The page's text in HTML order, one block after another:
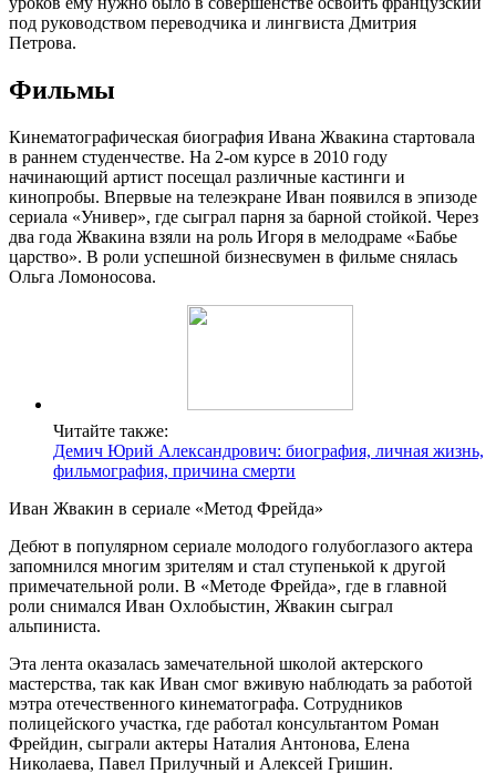
под руководством переводчика и лингвиста Дмитрия
Петрова.
Фильмы
Кинематографическая биография Ивана Жвакина стартовала
в раннем студенчестве. На 2-ом курсе в 2010 году
начинающий артист посещал различные кастинги и
кинопробы. Впервые на телеэкране Иван появился в эпизоде
сериала «Универ», где сыграл парня за барной стойкой. Через
два года Жвакина взяли на роль Игоря в мелодраме «Бабье
царство». В роли успешной бизнесвумен в фильме снялась
Ольга Ломоносова.
Читайте также:
Демич Юрий Александрович: биография, личная жизнь,
фильмография, причина смерти
Иван Жвакин в сериале «Метод Фрейда»
Дебют в популярном сериале молодого голубоглазого актера
запомнился многим зрителям и стал ступенькой к другой
примечательной роли. В «Методе Фрейда», где в главной
роли снимался Иван Охлобыстин, Жвакин сыграл
альпиниста.
Эта лента оказалась замечательной школой актерского
мастерства, так как Иван смог вживую наблюдать за работой
мэтра отечественного кинематографа. Сотрудников
полицейского участка, где работал консультантом Роман
Фрейдин, сыграли актеры Наталия Антонова, Елена
Николаева, Павел Прилучный и Алексей Гришин.